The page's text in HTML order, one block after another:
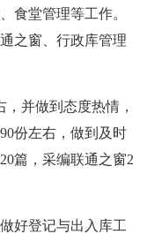
食堂管理等工作。
之窗、行政库管理
并做到态度热情，
份左右，做到及时
篇，采编联通之窗2
好登记与出入库工